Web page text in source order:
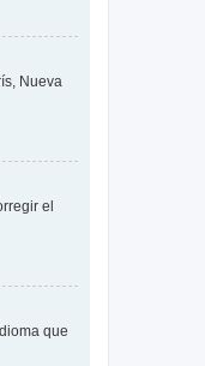
Nueva
el
que